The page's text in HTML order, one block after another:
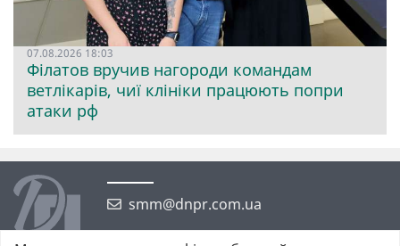
07.08.2026 18:03
Філатов вручив нагороди командам
ветлікарів, чиї клініки працюють попри
атаки рф
smm@dnpr.com.ua